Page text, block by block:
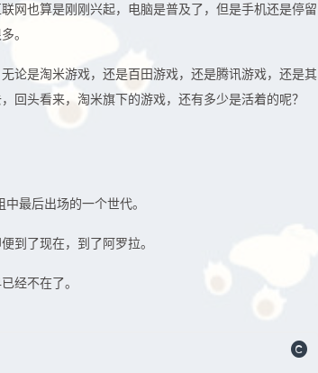
网也算是刚刚兴起，电脑是普及了，但是手机还是停留
。
论是淘米游戏，还是百田游戏，还是腾讯游戏，还是其
回头看来，淘米旗下的游戏，还有多少是活着的呢？
最后出场的一个世代。
到了现在，到了阿罗拉。
经不在了。